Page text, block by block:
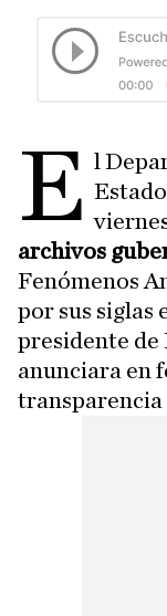
E l
archivos
Fenómenos
por sus siglas
presidente de
anunciara en
transparencia